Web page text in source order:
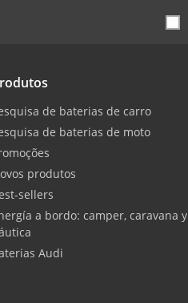
de baterias de carro
de baterias de moto
produtos
sellers
a bordo: camper, caravana y
Audi